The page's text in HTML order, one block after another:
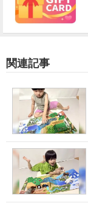
関連記事